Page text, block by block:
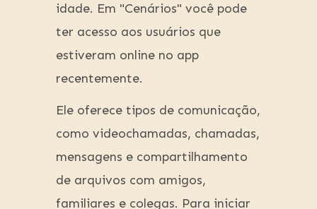
idade. Em "Cenários" você pode
ter acesso aos usuários que
estiveram online no app
recentemente.
Ele oferece tipos de comunicação,
como videochamadas, chamadas,
mensagens e compartilhamento
de arquivos com amigos,
familiares e colegas. Para iniciar